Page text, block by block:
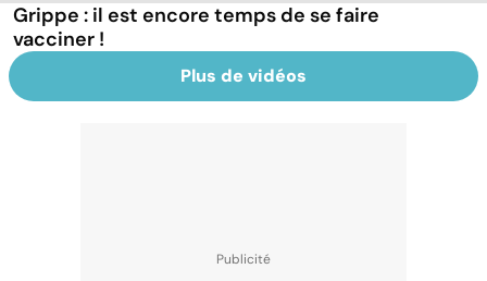
Grippe : il est encore temps de se faire
vacciner !
Plus de vidéos